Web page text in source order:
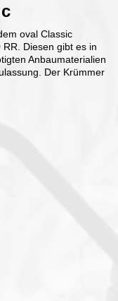
oval Classic
Diesen gibt es in
Anbaumaterialien
Der Krümmer